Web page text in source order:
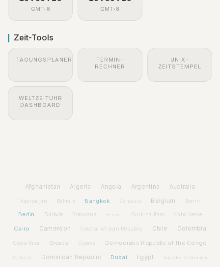
GMT+8 GMT+8
Zeit-Tools
TAGUNGSPLANER
TERMIN-
RECHNER
UNIX-
ZEITSTEMPEL
WELTZEITUHR
DASHBOARD
Afghanistan Algeria Angola Argentina Australia
Azerbaijan Bahrain Bangkok Barbados Belgium Benin
Berlin Bolivia Botswana Brunei Burkina Faso Cabo Verde
Cairo Cameroon Central African Republic Chile Colombia
Costa Rica Croatia Cyprus Democratic Republic of the Congo
Djibouti Dominican Republic Dubai Egypt Equatorial Guinea